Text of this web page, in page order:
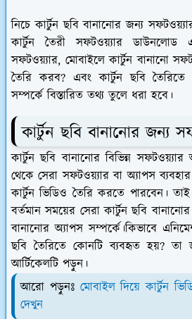
নিচে কার্টুন ছবি বানানোর জন্য
কার্টুন তৈরী সফটওয়্যার ডাউনলোড
সফটওয়্যার, মোবাইলে কার্টুন বানানো
তৈরি করব? এবং কার্টুন ছবি
সম্পর্কে বিস্তারিত তথ্য তুলে ধরা হবে।
কার্টুন ছবি বানানোর জন্য
কার্টুন ছবি বানানোর বিভিন্ন
থেকে সেরা সফটওয়্যার বা অ্যাপস
কার্টুন ভিডিও তৈরি করতে পারবেন।
বর্তমান সময়ের সেরা কার্টুন ছবি
বানানোর অ্যাপস সম্পর্কে।কিভাবে
ছবি তৈরিতে কোনটি ব্যবহৃত হয়? তা
আর্টিকেলটি পড়ুন।
আরো পড়ুনঃ মোবাইল দিয়ে কার্টুন
দেখুন